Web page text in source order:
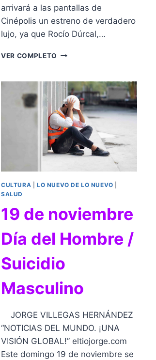
arrivará a las pantallas de
Cinépolis un estreno de verdadero
lujo, ya que Rocío Dúrcal,…
VER COMPLETO “ROCÍO
AÑOS
SIN
TI”…
CON
ALGUNAS
ANÉCDOTAS
PERSONALES
DE
CULTURA LO NUEVO DE LO NUEVO
SALUD
19 de noviembre
Día del Hombre /
Suicidio
Masculino
JORGE VILLEGAS HERNÁNDEZ
“NOTICIAS DEL MUNDO. ¡UNA
VISIÓN GLOBAL!” eltiojorge.com
Este domingo 19 de noviembre se